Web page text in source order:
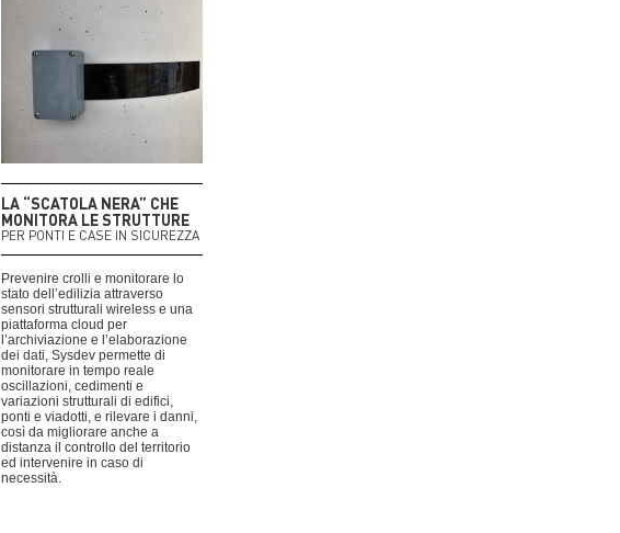
LA “SCATOLA NERA” CHE
MONITORA LE STRUTTURE
PER PONTI E CASE IN SICUREZZA
Prevenire crolli e monitorare lo
stato dell’edilizia attraverso
sensori strutturali wireless e una
piattaforma cloud per
l’archiviazione e l’elaborazione
dei dati, Sysdev permette di
monitorare in tempo reale
oscillazioni, cedimenti e
variazioni strutturali di edifici,
ponti e viadotti, e rilevare i danni,
così da migliorare anche a
distanza il controllo del territorio
ed intervenire in caso di
necessità.